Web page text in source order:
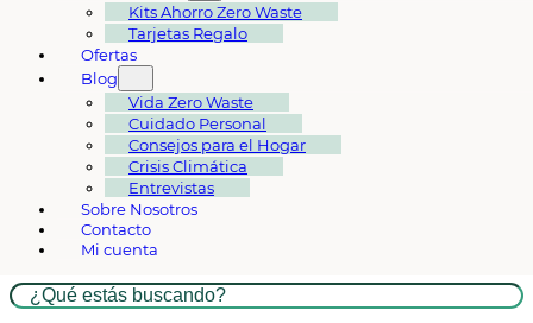
Kits Ahorro Zero Waste
Tarjetas Regalo
Ofertas
Blog
Vida Zero Waste
Cuidado Personal
Consejos para el Hogar
Crisis Climática
Entrevistas
Sobre Nosotros
Contacto
Mi cuenta
Buscar